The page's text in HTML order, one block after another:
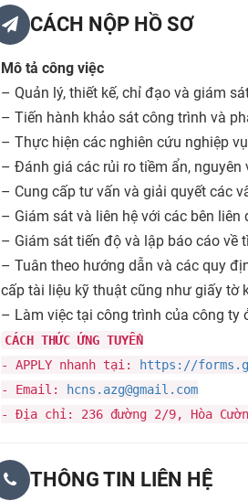
CÁCH NỘP HỒ SƠ
Mô tả công việc
– Quản lý, thiết kế, chỉ đạo và giám
– Tiến hành khảo sát công trình và
– Thực hiện các nghiên cứu nghiệp
– Đánh giá các rủi ro tiềm ẩn, nguyên
– Cung cấp tư vấn và giải quyết các
– Giám sát và liên hệ với các bên liên
– Giám sát tiến độ và lập báo cáo về
– Tuân theo hướng dẫn và các quy
cấp tài liệu kỹ thuật cũng như giấy tờ
– Làm việc tại công trình của công ty
CÁCH THỨC ỨNG TUYỂN
- APPLY nhanh tại:
https://
- Email:
hcns.azg@gmail.com
- Địa chỉ: 236 đường 2/9, Hòa
THÔNG TIN LIÊN HỆ